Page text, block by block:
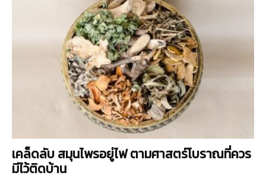
เคล็ดลับ สมุนไพรอยู่ไฟ ตามศาสตร์โบราณที่ควร
มีไว้ติดบ้าน